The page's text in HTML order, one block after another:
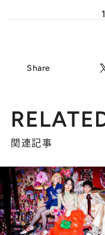
1
Share
関連記事